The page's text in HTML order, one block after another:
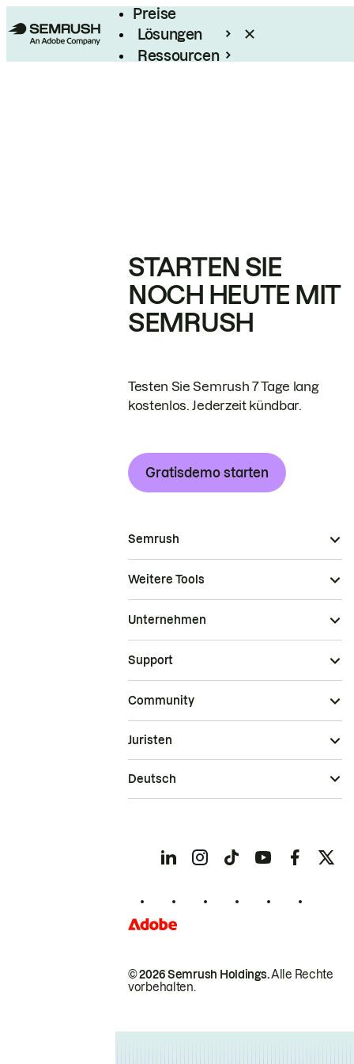
Preise
Lösungen
Ressourcen
STARTEN SIE
NOCH HEUTE MIT
SEMRUSH
Testen Sie Semrush 7 Tage lang
kostenlos. Jederzeit kündbar.
Gratisdemo starten
Semrush
Weitere Tools
Unternehmen
Support
Community
© 2026 Semrush Holdings.Alle Rechte
vorbehalten.
Juristen
Deutsch